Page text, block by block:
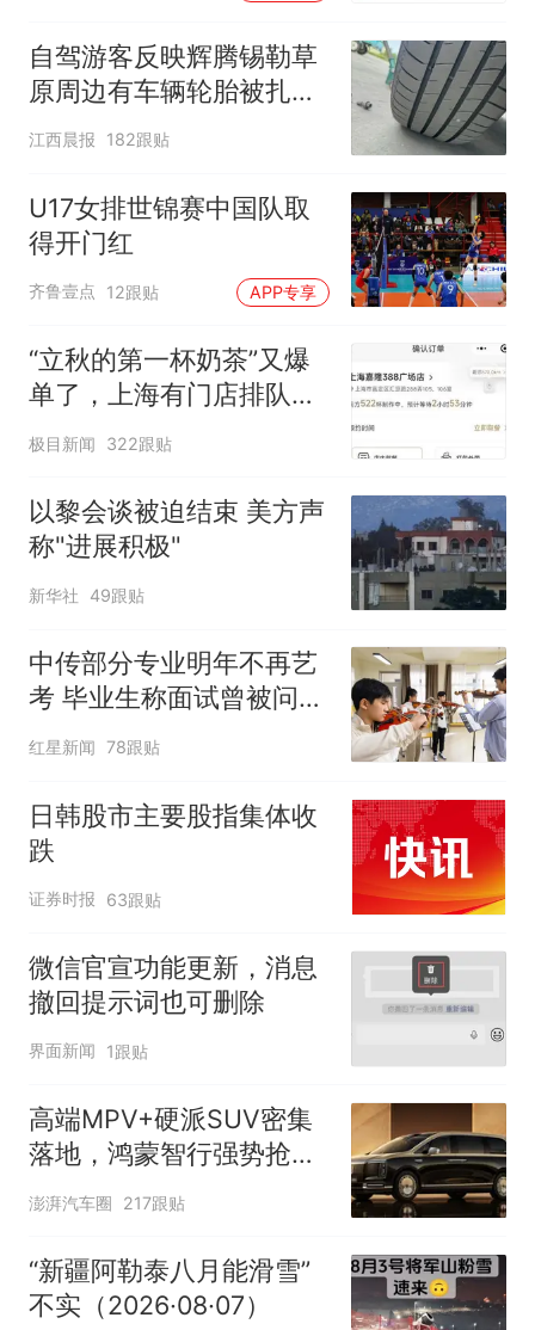
自驾游客反映辉腾锡勒草
原周边有车辆轮胎被扎，
修理店铺换胎价格高达千
江西晨报 182跟贴
U17女排世锦赛中国队取
得开门红
齐鲁壹点 12跟贴 APP专享
“立秋的第一杯奶茶”又爆
单了，上海有门店排队超
500杯，店员：今天奶茶
店都很忙，要等2个多小
时
极目新闻 322跟贴
以黎会谈被迫结束 美方声
称"进展积极"
新华社 49跟贴
中传部分专业明年不再艺
考 毕业生称面试曾被问
“如何策划晚会” 专家：遏
红星新闻 78跟贴
日韩股市主要股指集体收
跌
证券时报 63跟贴
微信官宣功能更新，消息
撤回提示词也可删除
界面新闻 1跟贴
高端MPV+硬派SUV密集
落地，鸿蒙智行强势抢占
自主高端市场制高点
澎湃汽车圈 217跟贴
“新疆阿勒泰八月能滑雪”
不实（2026·08·07）